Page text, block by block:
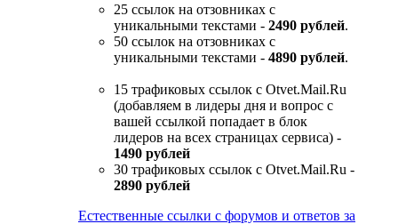
25 ссылок на отзовниках с
уникальными текстами - 2490 рублей.
50 ссылок на отзовниках с
уникальными текстами - 4890 рублей.
15 трафиковых ссылок с Otvet.Mail.Ru
(добавляем в лидеры дня и вопрос с
вашей ссылкой попадает в блок
лидеров на всех страницах сервиса) -
1490 рублей
30 трафиковых ссылок с Otvet.Mail.Ru -
2890 рублей
Естественные ссылки с форумов и ответов за